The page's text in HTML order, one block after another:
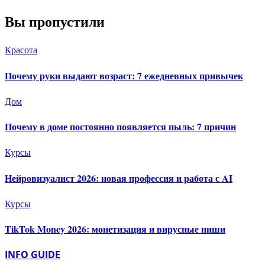
Вы пропустили
Красота
Почему руки выдают возраст: 7 ежедневных привычек
Дом
Почему в доме постоянно появляется пыль: 7 причин
Курсы
Нейровизуалист 2026: новая профессия и работа с AI
Курсы
TikTok Money 2026: монетизация и вирусные ниши
INFO GUIDE